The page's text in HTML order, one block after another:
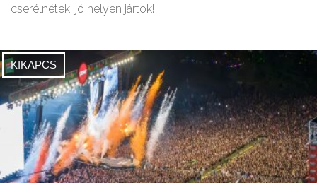
cserélnétek, jó helyen jártok!
KIKAPCS